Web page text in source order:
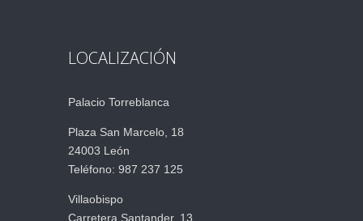
LOCALIZACIÓN
Palacio Torreblanca
Plaza San Marcelo, 18
24003 León
Teléfono: 987 237 125
Villaobispo
Carretera Santander, 13